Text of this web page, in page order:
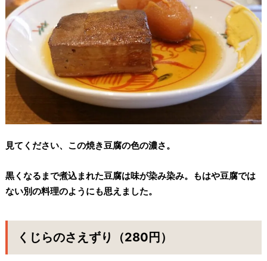
見てください、この焼き豆腐の色の濃さ。
黒くなるまで煮込まれた豆腐は味が染み染み。もはや豆腐では
ない別の料理のようにも思えました。
くじらのさえずり（280円）